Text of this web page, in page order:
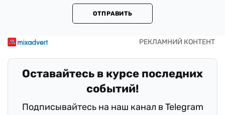
ОТПРАВИТЬ
Оставайтесь в курсе последних
событий!
Подписывайтесь на наш канал в Telegram